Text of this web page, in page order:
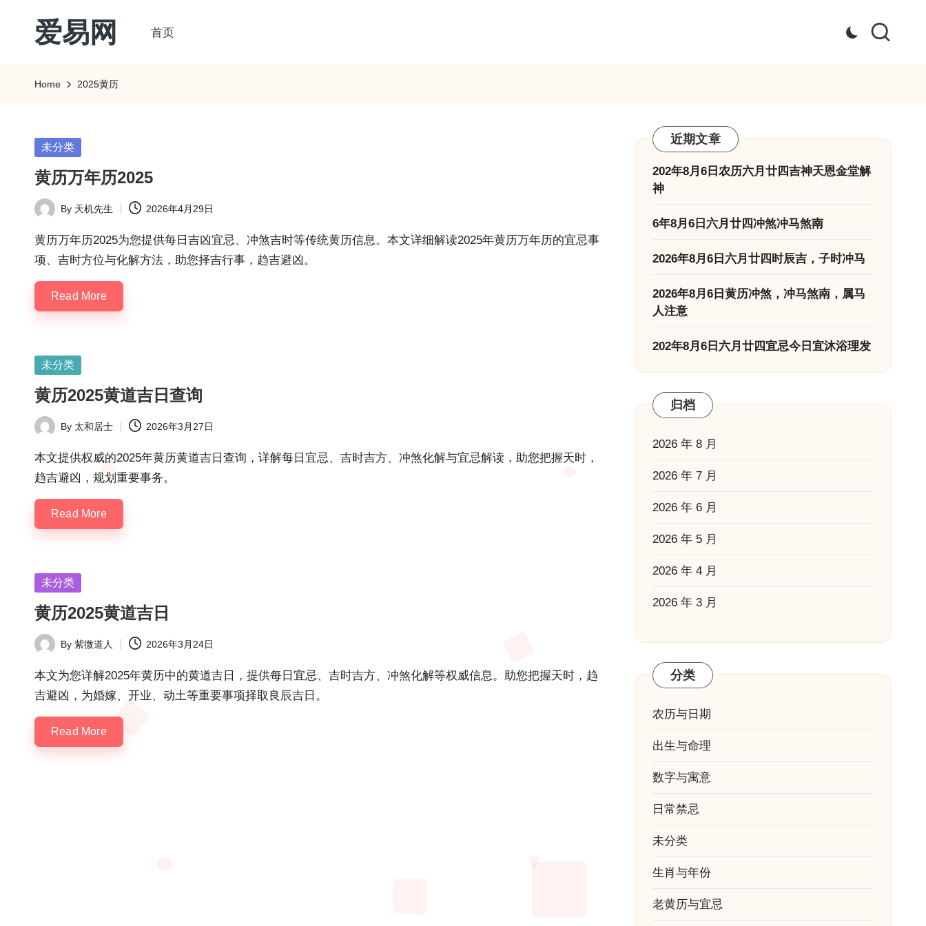
爱易网
历
阳
转
农
历
阴
历
查
询
_2ebc.com
首页
Home 2025黄历
Posted
未分类
黄历万年历2025
Posted
by
By 天机先生 2026年4月29日
黄历万年历2025为您提供每日吉凶宜忌、冲煞吉时等传统黄历信息。本文详细解读2025年黄历万年历的宜忌事
项、吉时方位与化解方法，助您择吉行事，趋吉避凶。
Read More
Posted
未分类
黄历2025黄道吉日查询
Posted
by
By 太和居士 2026年3月27日
本文提供权威的2025年黄历黄道吉日查询，详解每日宜忌、吉时吉方、冲煞化解与宜忌解读，助您把握天时，
趋吉避凶，规划重要事务。
Read More
Posted
未分类
黄历2025黄道吉日
Posted
by
By 紫微道人 2026年3月24日
本文为您详解2025年黄历中的黄道吉日，提供每日宜忌、吉时吉方、冲煞化解等权威信息。助您把握天时，趋
吉避凶，为婚嫁、开业、动土等重要事项择取良辰吉日。
Read More
近期文章
202年8月6日农历六月廿四吉神天恩金堂解
神
6年8月6日六月廿四冲煞冲马煞南
2026年8月6日六月廿四时辰吉，子时冲马
2026年8月6日黄历冲煞，冲马煞南，属马
人注意
202年8月6日六月廿四宜忌今日宜沐浴理发
归档
2026 年 8 月
2026 年 7 月
2026 年 6 月
2026 年 5 月
2026 年 4 月
2026 年 3 月
分类
农历与日期
出生与命理
数字与寓意
日常禁忌
未分类
生肖与年份
老黄历与宜忌